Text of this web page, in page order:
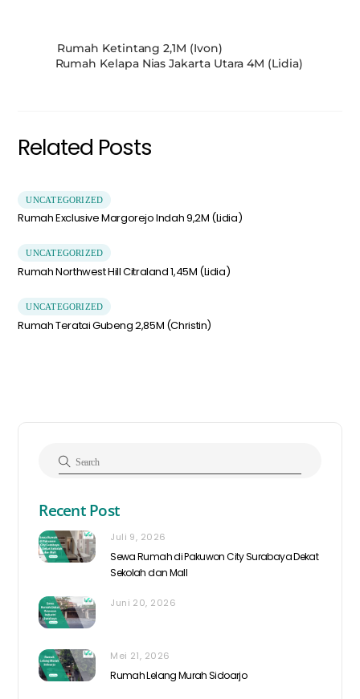
Rumah Ketintang 2,1M (Ivon)
Rumah Kelapa Nias Jakarta Utara 4M (Lidia)
Related Posts
UNCATEGORIZED
Rumah Exclusive Margorejo Indah 9,2M (Lidia)
UNCATEGORIZED
Rumah Northwest Hill Citraland 1,45M (Lidia)
UNCATEGORIZED
Rumah Teratai Gubeng 2,85M (Christin)
Recent Post
Juli 9, 2026
Sewa Rumah di Pakuwon City Surabaya Dekat
Sekolah dan Mall
Juni 20, 2026
Mei 21, 2026
Rumah Lelang Murah Sidoarjo